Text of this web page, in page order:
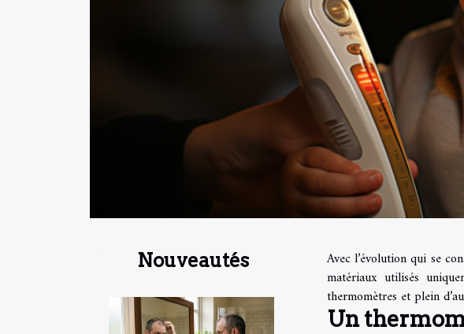
Nouveautés
Avec l’évolution qui se
matériaux utilisés
thermomètres et plein
Un